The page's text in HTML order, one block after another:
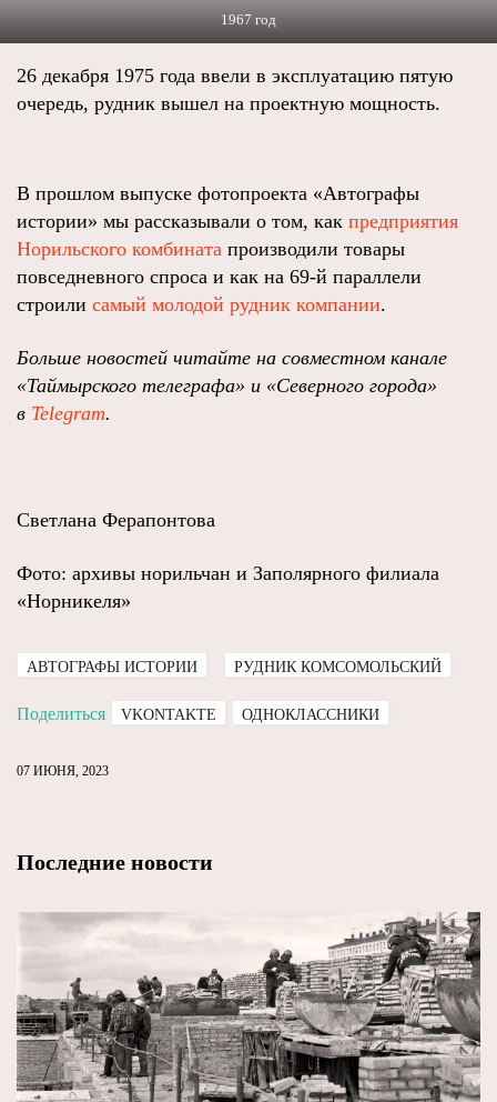
1967 год
26 декабря 1975 года ввели в эксплуатацию пятую
очередь, рудник вышел на проектную мощность.
В прошлом выпуске фотопроекта «Автографы
истории» мы рассказывали о том, как предприятия
Норильского комбината производили товары
повседневного спроса и как на 69-й параллели
строили самый молодой рудник компании.
Больше новостей читайте на совместном канале
«Таймырского телеграфа» и «Северного города»
в Telegram.
Светлана Ферапонтова
Фото: архивы норильчан и Заполярного филиала
«Норникеля»
АВТОГРАФЫ ИСТОРИИ РУДНИК КОМСОМОЛЬСКИЙ
Поделиться VKONTAKTE ОДНОКЛАССНИКИ
07 ИЮНЯ, 2023
Последние новости